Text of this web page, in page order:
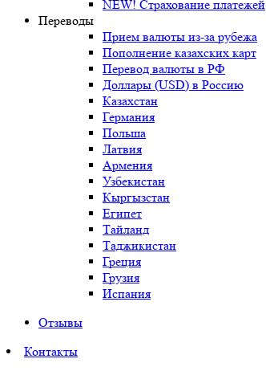
NEW! Страхование платежей
Переводы
Прием валюты из-за рубежа
Пополнение казахских карт
Перевод валюты в РФ
Доллары (USD) в Россию
Казахстан
Германия
Польша
Латвия
Армения
Узбекистан
Кыргызстан
Египет
Тайланд
Таджикистан
Греция
Грузия
Испания
Отзывы
Контакты